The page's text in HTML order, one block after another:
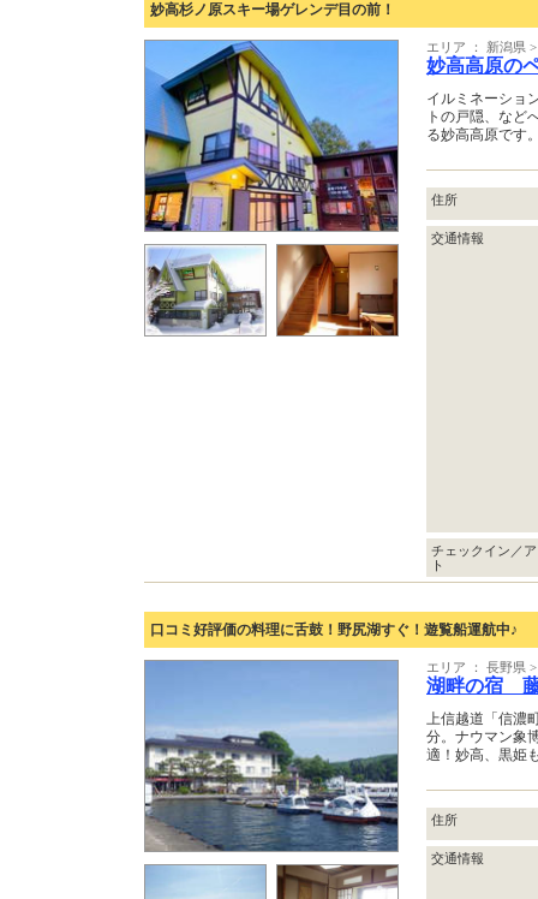
妙高杉ノ原スキー場ゲレンデ目の前！
エリア ： 新潟県
妙高高原の
イルミネーショ
トの戸隠、など
る妙高高原です
住所
交通情報
チェックイン／
ト
口コミ好評価の料理に舌鼓！野尻湖すぐ！遊覧船運航中♪
エリア ： 長野県
湖畔の宿
上信越道「信濃
分。ナウマン象
適！妙高、黒姫
住所
交通情報